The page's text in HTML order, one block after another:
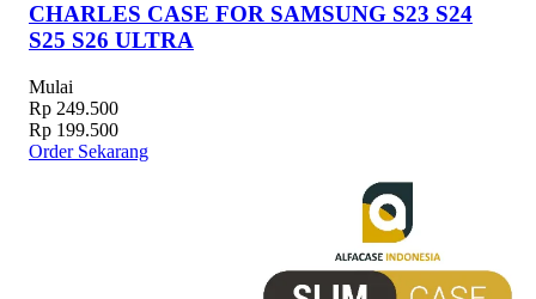
CHARLES CASE FOR SAMSUNG S23 S24
S25 S26 ULTRA
Mulai
Rp 249.500
Rp 199.500
Order Sekarang